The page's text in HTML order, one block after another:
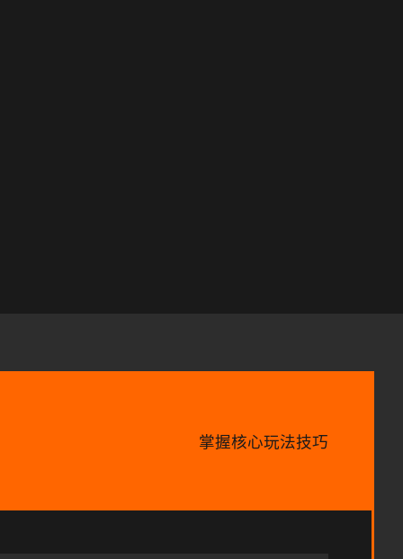
掌握核心玩法技巧